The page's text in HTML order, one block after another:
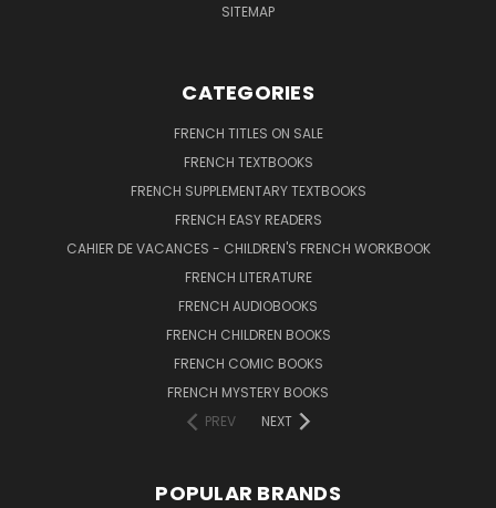
SITEMAP
CATEGORIES
FRENCH TITLES ON SALE
FRENCH TEXTBOOKS
FRENCH SUPPLEMENTARY TEXTBOOKS
FRENCH EASY READERS
CAHIER DE VACANCES - CHILDREN'S FRENCH WORKBOOK
FRENCH LITERATURE
FRENCH AUDIOBOOKS
FRENCH CHILDREN BOOKS
FRENCH COMIC BOOKS
FRENCH MYSTERY BOOKS
PREV
NEXT
POPULAR BRANDS